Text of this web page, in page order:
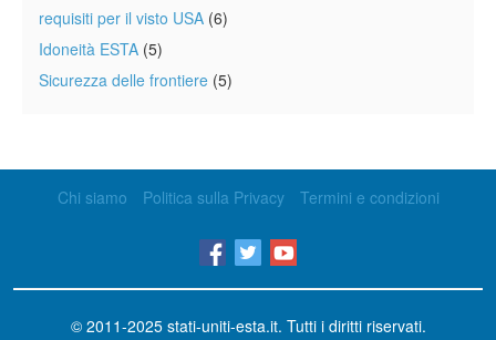
requisiti per il visto USA (6)
Idoneità ESTA (5)
Sicurezza delle frontiere (5)
Chi siamo Politica sulla Privacy Termini e condizioni
© 2011-2025 stati-uniti-esta.it. Tutti i diritti riservati.